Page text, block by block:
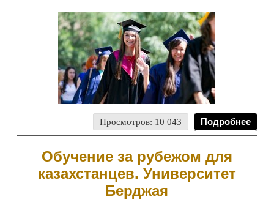
Просмотров: 10 043 Подробнее
Обучение за рубежом для
казахстанцев. Университет
Берджая